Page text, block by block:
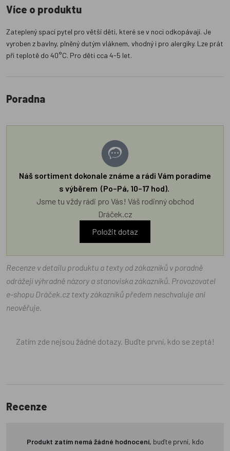
Více o produktu
Zateplený spací pytel pro větší děti, které se v noci odkopávají. Je
vyroben z bavlny, plněný dutým vláknem, vhodný i pro alergiky. Lze prát
při teplotě do 40°C. Pro děti cca 4-5 let.
Poradna
Náš sortiment dokonale známe a rádi Vám poradíme
s výběrem (Po–Pá, 10–17 hod).
Jsme tu vždy rádi pro Vás! Váš rodinný obchod
Dráček.cz
Položit dotaz
Recenze v detailu produktu a texty od zákazníků v poradně
odrážejí výhradně názory a stanoviska zákazníků. Provozovatel
e-shopu Dráček.cz texty zákazníků předem neschvaluje ani
neověřuje.
Zatím zde nejsou žádné dotazy. Buďte první, kdo se zeptá!
Recenze
Produkt zatím nemá žádné hodnocení, buďte první, kdo